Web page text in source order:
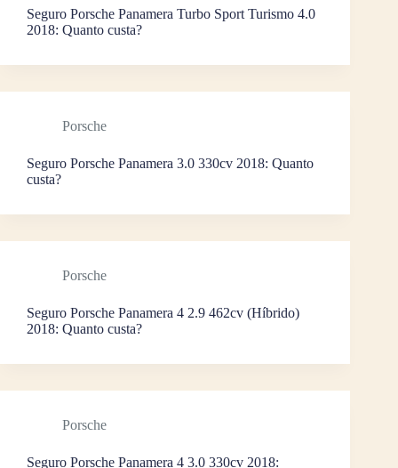
Seguro Porsche Panamera Turbo Sport Turismo 4.0
2018: Quanto custa?
Porsche
Seguro Porsche Panamera 3.0 330cv 2018: Quanto
custa?
Porsche
Seguro Porsche Panamera 4 2.9 462cv (Híbrido)
2018: Quanto custa?
Porsche
Seguro Porsche Panamera 4 3.0 330cv 2018: